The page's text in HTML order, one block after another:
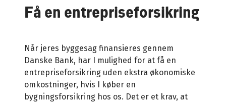
Få en entrepriseforsikring
Når jeres byggesag finansieres gennem
Danske Bank, har I mulighed for at få en
entrepriseforsikring uden ekstra økonomiske
omkostninger, hvis I køber en
bygningsforsikring hos os. Det er et krav, at